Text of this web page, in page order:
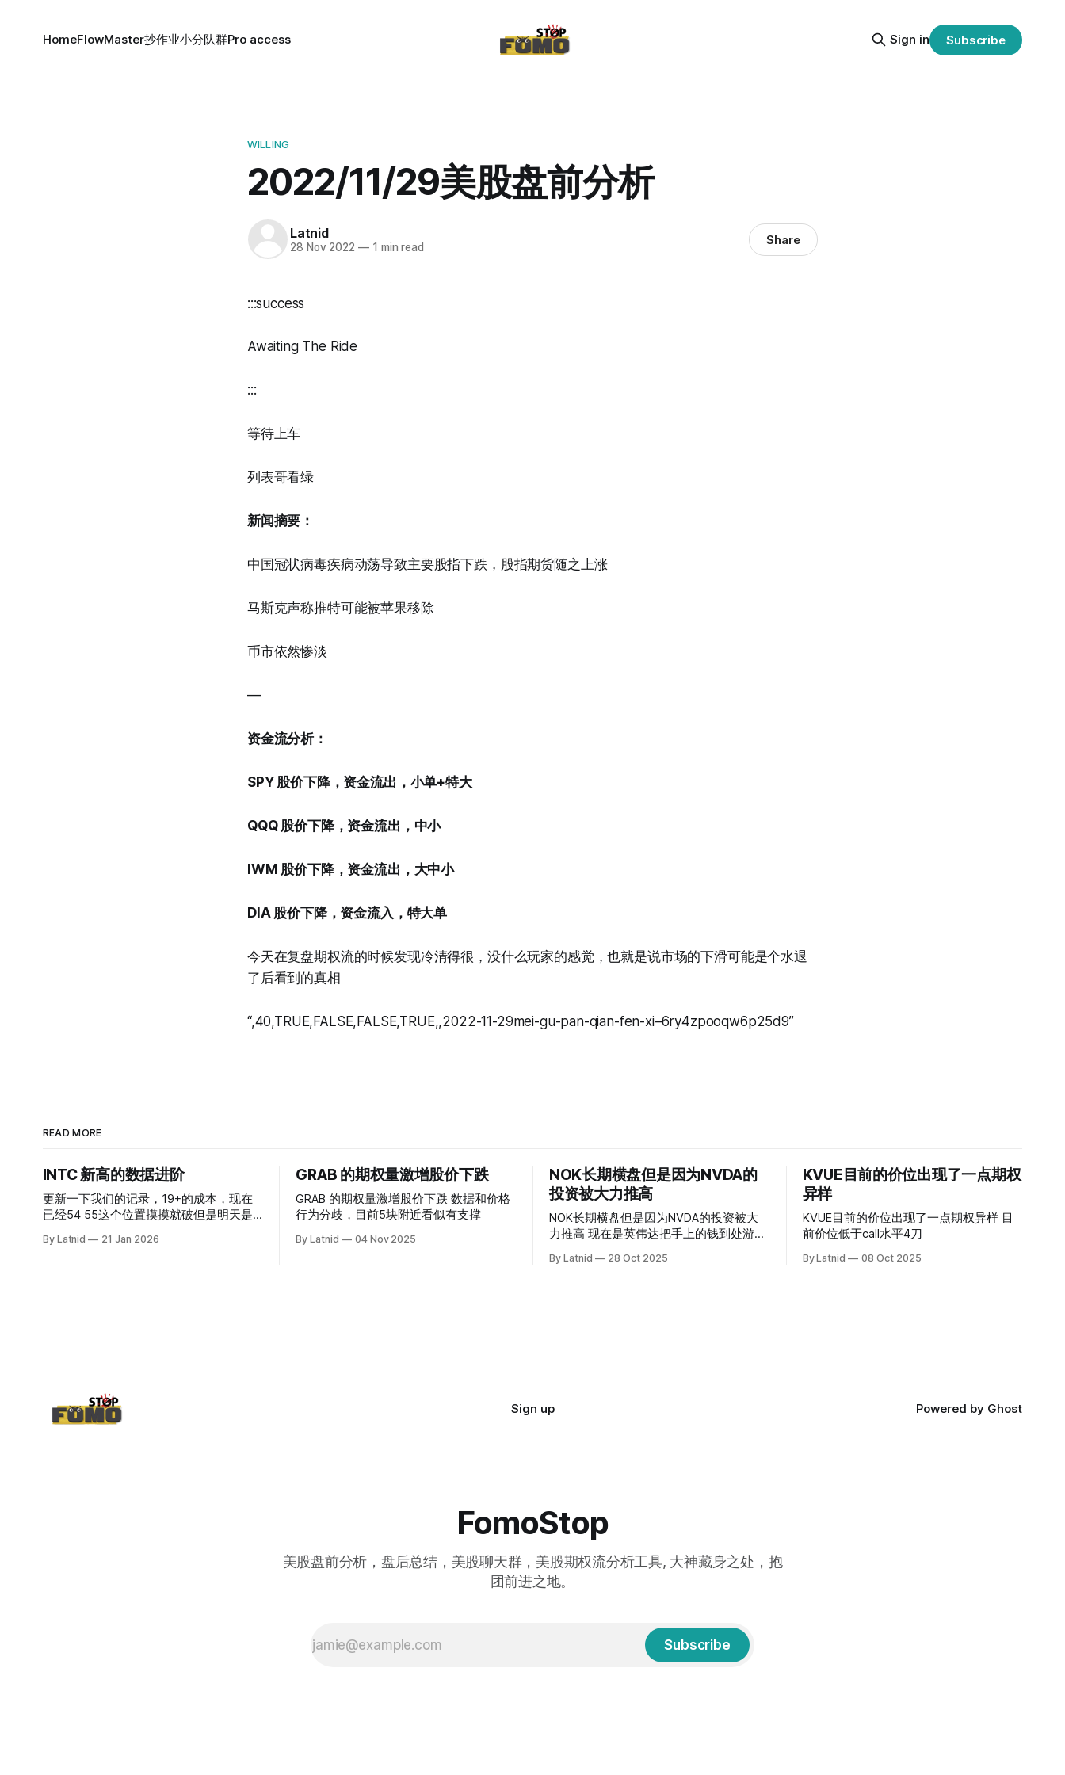
HomeFlowMaster抄作业小分队群Pro access Sign in Subscribe
WILLING
2022/11/29美股盘前分析
Latnid
28 Nov 2022 —1 min read Share
:::success
Awaiting The Ride
:::
等待上车
列表哥看绿
新闻摘要：
中国冠状病毒疾病动荡导致主要股指下跌，股指期货随之上涨
马斯克声称推特可能被苹果移除
币市依然惨淡
—
资金流分析：
SPY 股价下降，资金流出，小单+特大
QQQ 股价下降，资金流出，中小
IWM 股价下降，资金流出，大中小
DIA 股价下降，资金流入，特大单
今天在复盘期权流的时候发现冷清得很，没什么玩家的感觉，也就是说市场的下滑可能是个水退
了后看到的真相
“,40,TRUE,FALSE,FALSE,TRUE,,2022-11-29mei-gu-pan-qian-fen-xi–6ry4zpooqw6p25d9”
READ MORE
INTC 新高的数据进阶
更新一下我们的记录，19+的成本，现在
已经54 55这个位置摸摸就破但是明天是
而应该谨慎，数据很明显偏向多头，47的
By Latnid 21 Jan 2026
GRAB 的期权量激增股价下跌
GRAB 的期权量激增股价下跌 数据和价格
行为分歧，目前5块附近看似有支撑
By Latnid 04 Nov 2025
NOK长期横盘但是因为NVDA的
投资被大力推高
NOK长期横盘但是因为NVDA的投资被大
力推高 现在是英伟达把手上的钱到处游走
By Latnid 28 Oct 2025
KVUE目前的价位出现了一点期权
异样
KVUE目前的价位出现了一点期权异样 目
前价位低于call水平4刀
By Latnid 08 Oct 2025
Sign up Powered by Ghost
FomoStop
美股盘前分析，盘后总结，美股聊天群，美股期权流分析工具, 大神藏身之处，抱
团前进之地。
Subscribe